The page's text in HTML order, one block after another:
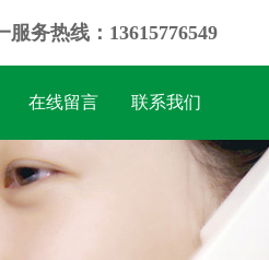
服务热线：13615776549
在线留言 联系我们